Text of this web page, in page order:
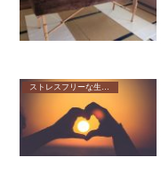
ストレスフリーな生き方